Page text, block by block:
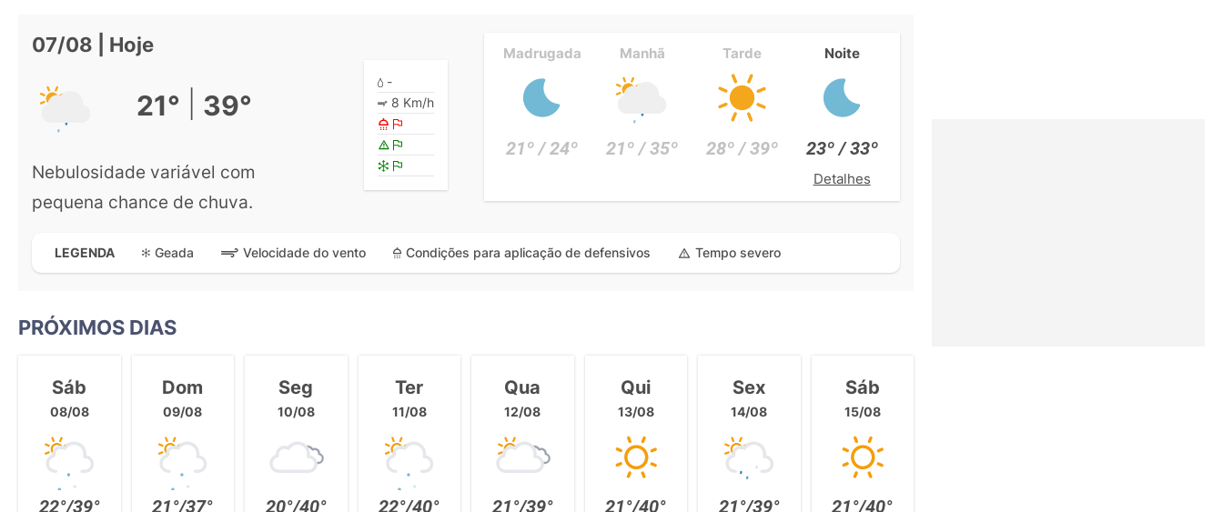
07/08 | Hoje
21° 39°
Nebulosidade variável com
pequena chance de chuva.
-
8 Km/h
Madrugada
21º / 24º
Manhã
21º / 35º
Tarde
28º / 39º
Noite
23º / 33º
Detalhes
LEGENDA Geada Velocidade do vento Condições para aplicação de defensivos Tempo severo
PRÓXIMOS DIAS
Sáb
08/08
22°/39°
Dom
09/08
21°/37°
Seg
10/08
20°/40°
Ter
11/08
22°/40°
Qua
12/08
21°/39°
Qui
13/08
21°/40°
Sex
14/08
21°/39°
Sáb
15/08
21°/40°